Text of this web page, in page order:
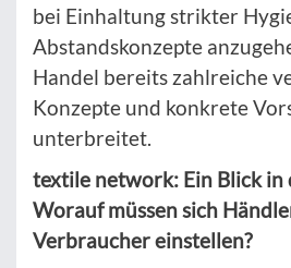
bei Einhaltung strikter
Abstandskonzepte
Handel bereits zahlreiche
Konzepte und konkrete
unterbreitet.
textile network: Ein Blick in
Worauf müssen sich
Verbraucher einstellen?